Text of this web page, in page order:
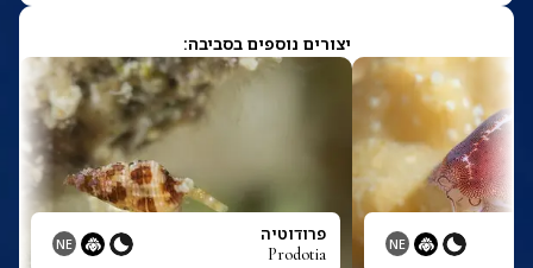
יצורים נוספים בסביבה:
NE פרודוטיה
Prodotia
NE